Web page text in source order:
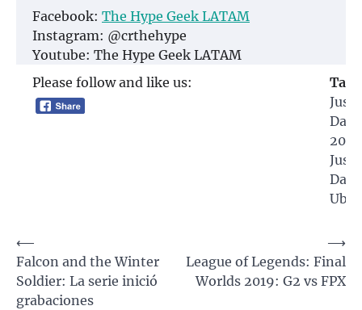
Facebook: The Hype Geek LATAM
Instagram: @crthehype
Youtube: The Hype Geek LATAM
Please follow and like us:
Just
2020
Just
Navegación
de
entradas
⟵
Falcon and the Winter
Soldier: La serie inició
grabaciones
League of Legends: Final
Worlds 2019: G2 vs FPX
⟶